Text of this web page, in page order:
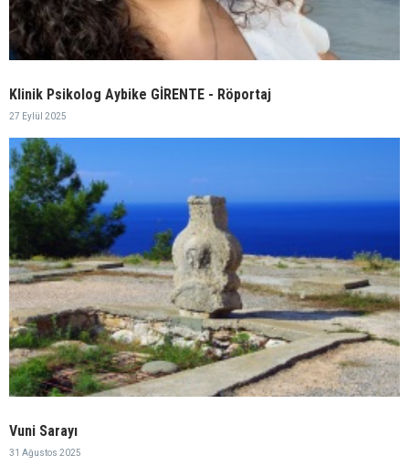
Klinik Psikolog Aybike GİRENTE - Röportaj
27 Eylül 2025
Vuni Sarayı
31 Ağustos 2025